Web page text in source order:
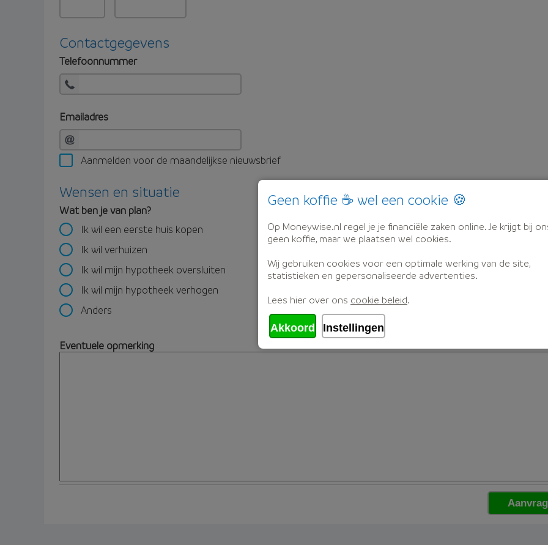
Contactgegevens
Telefoonnummer
Emailadres
Aanmelden voor de maandelijkse nieuwsbrief
Wensen en situatie
Wat ben je van plan?
Ik wil een eerste huis kopen
Ik wil verhuizen
Ik wil mijn hypotheek oversluiten
Ik wil mijn hypotheek verhogen
Anders
Eventuele opmerking
Geen koffie ☕ wel een cookie 🍪
Op Moneywise.nl regel je je financiële zaken online. Je krijgt bij
geen koffie, maar we plaatsen wel cookies.
Wij gebruiken cookies voor een optimale werking van de site,
statistieken en gepersonaliseerde advertenties.
Lees hier over ons cookie beleid.
Akkoord Instellingen